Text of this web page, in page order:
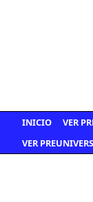
INICIO
VER
VER